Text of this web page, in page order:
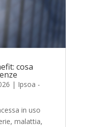
cosa
| Ipsoa -
in uso
malattia,